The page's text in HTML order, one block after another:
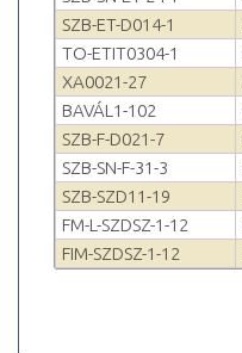
SZB-ET-D014-1
TO-ETIT0304-1
XA0021-27
BAVÁL1-102
SZB-F-D021-7
SZB-SN-F-31-3
SZB-SZD11-19
FM-L-SZDSZ-1-12
FIM-SZDSZ-1-12